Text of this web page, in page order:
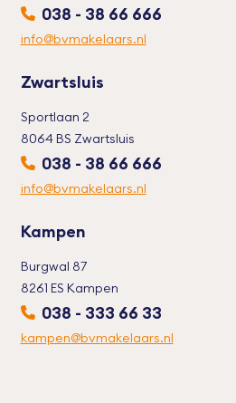
038 - 38 66 666
info@bvmakelaars.nl
Zwartsluis
Sportlaan 2
8064 BS Zwartsluis
038 - 38 66 666
info@bvmakelaars.nl
Kampen
Burgwal 87
8261 ES Kampen
038 - 333 66 33
kampen@bvmakelaars.nl